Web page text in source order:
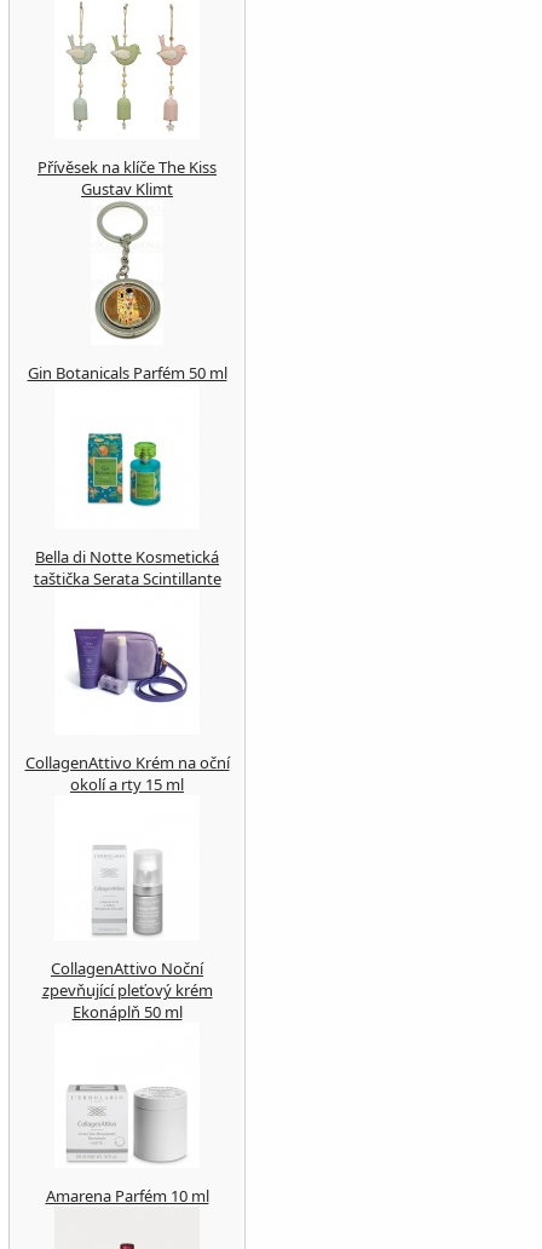
Přívěsek na klíče The Kiss
Gustav Klimt
Gin Botanicals Parfém 50 ml
Bella di Notte Kosmetická
taštička Serata Scintillante
CollagenAttivo Krém na oční
okolí a rty 15 ml
CollagenAttivo Noční
zpevňující pleťový krém
Ekonáplň 50 ml
Amarena Parfém 10 ml